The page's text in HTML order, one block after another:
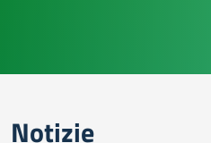
Notizie